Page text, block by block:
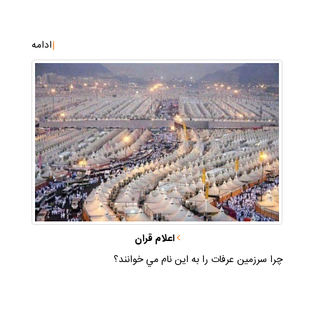
|ادامه
اعلام قران
چرا سرزمين عرفات را به اين نام مي خوانند؟